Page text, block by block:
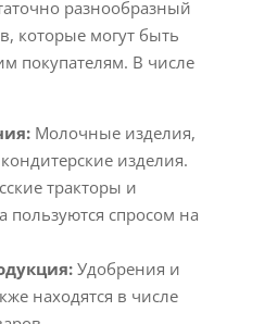
разнообразный
которые могут быть
покупателям. В числе
Молочные изделия,
изделия.
тракторы и
пользуются спросом на
Удобрения и
находятся в числе